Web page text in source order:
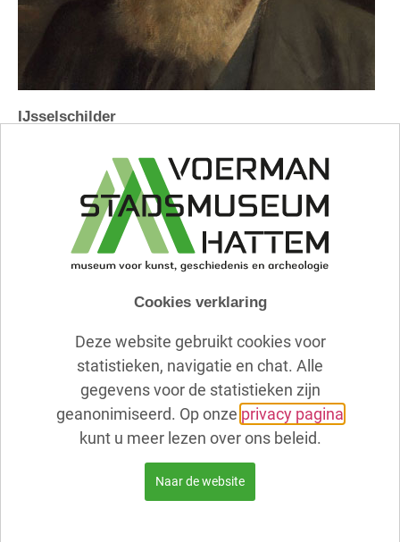
IJsselschilder
Jan Voerman gaat vanaf het begin van de
twintigste eeuw IJssellandschappen schilderen.
Het leverde hem de titel ‘IJsselschilder’ op, een
benaming die vandaag de dag nog steeds wordt
gebruikt.
olieverf. Zijn glorieuze periode van de
IJssellandschappen is nu echt begonnen.
Willink van Collen prijs
Jan Voerman en zijn vriend Jan Verkade gingen in
Cookies verklaring
Deze website gebruikt cookies voor
statistieken, navigatie en chat. Alle
gegevens voor de statistieken zijn
geanonimiseerd. Op onze privacy pagina
kunt u meer lezen over ons beleid.
Naar de website